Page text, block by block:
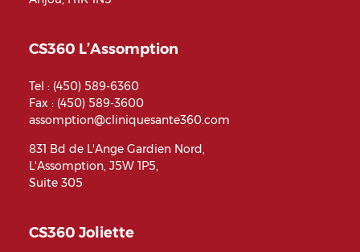
CS360 L’Assomption
Tel : (450) 589-6360
Fax : (450) 589-3600
assomption@cliniquesante360.com
831 Bd de L'Ange Gardien Nord,
L'Assomption, J5W 1P5,
Suite 305
CS360 Joliette